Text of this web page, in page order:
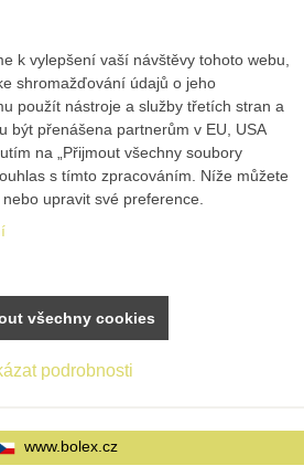
www.bolex.cz
k vylepšení vaší návštěvy tohoto webu,
shromažďování údajů o jeho
použít nástroje a služby třetích stran a
být přenášena partnerům v EU, USA
na „Přijmout všechny soubory
s tímto zpracováním. Níže můžete
upravit své preference.
podrobnosti
všechny cookies